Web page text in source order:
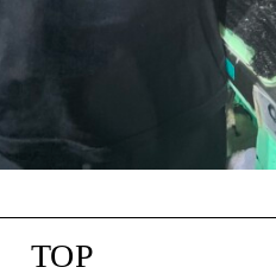
TOP